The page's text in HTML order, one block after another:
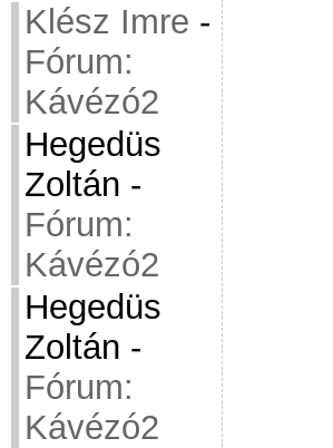
Klész Imre -
Fórum:
Kávézó2
Hegedüs
Zoltán -
Fórum:
Kávézó2
Hegedüs
Zoltán -
Fórum:
Kávézó2